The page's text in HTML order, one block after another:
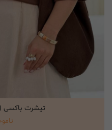
انتخابتیشرت باکسی